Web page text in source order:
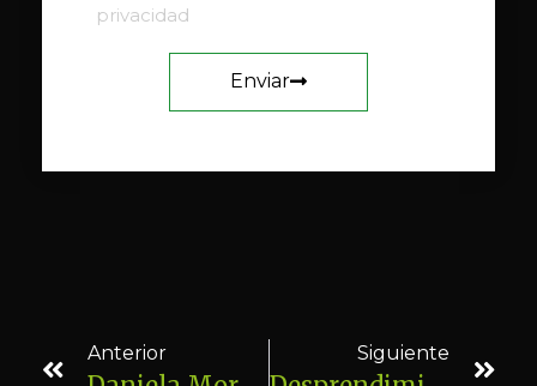
privacidad
Enviar
Anterior Siguiente